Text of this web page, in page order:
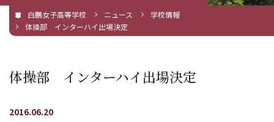
白鵬女子高等学校 ニュース
学校情報
体操部 インターハイ出場決定
体操部 インターハイ出場決定
2016.06.20